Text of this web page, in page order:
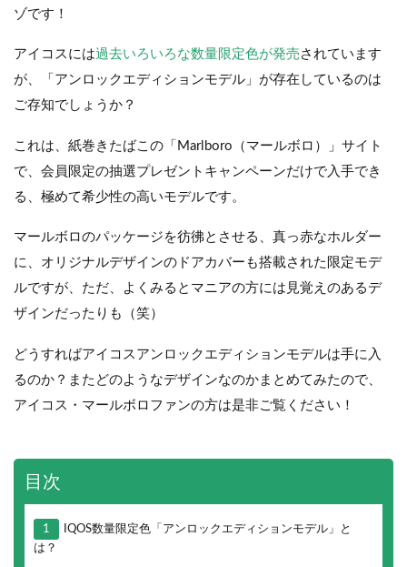
ゾです！
アイコスには過去いろいろな数量限定色が発売 されています
が、「アンロックエディションモデル」が存在しているのは
ご存知でしょうか？
これは、紙巻きたばこの「Marlboro（マールボロ）」サイト
で、会員限定の抽選プレゼントキャンペーンだけで入手でき
る、極めて希少性の高いモデルです。
マールボロのパッケージを彷彿とさせる、真っ赤なホルダー
に、オリジナルデザインのドアカバーも搭載された限定モデ
ルですが、ただ、よくみるとマニアの方には見覚えのあるデ
ザインだったりも（笑）
どうすればアイコスアンロックエディションモデルは手に入
るのか？またどのようなデザインなのかまとめてみたので、
アイコス・マールボロファンの方は是非ご覧ください！
目次
1
IQOS数量限定色「アンロックエディションモデル」と
は？